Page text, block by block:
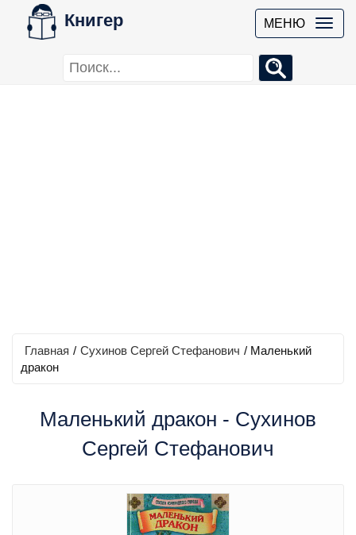
Книгер МЕНЮ
Главная / Сухинов Сергей Стефанович / Маленький
дракон
Маленький дракон - Сухинов
Сергей Стефанович